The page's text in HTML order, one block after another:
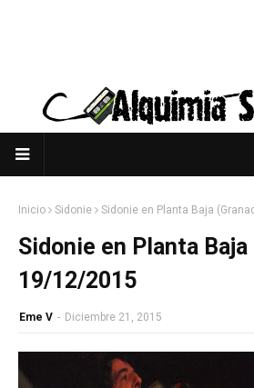
Inicio Sidonie Sidonie en Planta Baja
Sidonie en Planta Baja
19/12/2015
Eme V - Diciembre 21, 2015